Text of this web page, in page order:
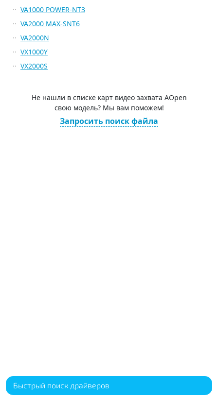
VA1000 POWER-NT3
VA2000 MAX-SNT6
VA2000N
VX1000Y
VX2000S
Не нашли в списке карт видео захвата AOpen
свою модель? Мы вам поможем!
Запросить поиск файла
Быстрый поиск драйверов